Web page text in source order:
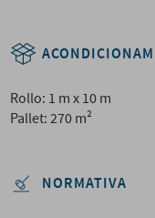
Rollo: 1 m x 10 m
Pallet: 270 m²
NORMATIVA